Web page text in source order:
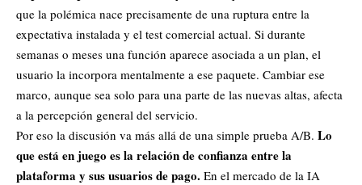
que la polémica nace precisamente de una ruptura entre la
expectativa instalada y el test comercial actual. Si durante
semanas o meses una función aparece asociada a un plan, el
usuario la incorpora mentalmente a ese paquete. Cambiar ese
marco, aunque sea solo para una parte de las nuevas altas, afecta
a la percepción general del servicio.
Por eso la discusión va más allá de una simple prueba A/B. Lo
que está en juego es la relación de confianza entre la
plataforma y sus usuarios de pago. En el mercado de la IA